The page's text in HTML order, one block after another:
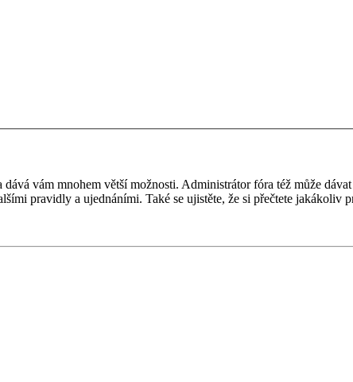
vám mnohem větší možnosti. Administrátor fóra též může
pravidly a ujednáními. Také se ujistěte, že si přečtete jakákoliv